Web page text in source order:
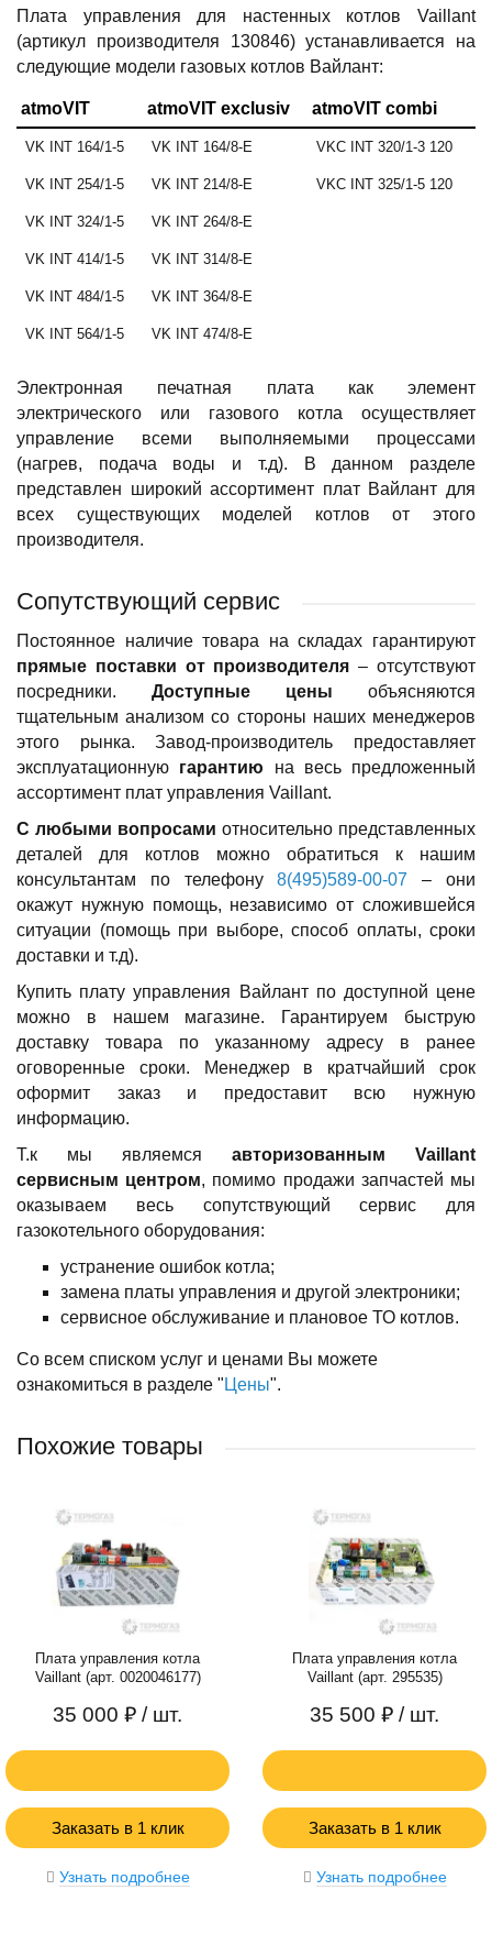
Плата управления для настенных котлов Vaillant
(артикул производителя 130846) устанавливается на
следующие модели газовых котлов Вайлант:
atmoVIT atmoVIT exclusiv atmoVIT combi
VK INT 164/1-5 VK INT 164/8-E VKC INT 320/1-3 120
VK INT 254/1-5 VK INT 214/8-E VKC INT 325/1-5 120
VK INT 324/1-5 VK INT 264/8-E
VK INT 414/1-5 VK INT 314/8-E
VK INT 484/1-5 VK INT 364/8-E
VK INT 564/1-5 VK INT 474/8-E
Электронная печатная плата как элемент
электрического или газового котла осуществляет
управление всеми выполняемыми процессами
(нагрев, подача воды и т.д). В данном разделе
представлен широкий ассортимент плат Вайлант для
всех существующих моделей котлов от этого
производителя.
Сопутствующий сервис
Постоянное наличие товара на складах гарантируют
прямые поставки от производителя – отсутствуют
посредники. Доступные цены объясняются
тщательным анализом со стороны наших менеджеров
этого рынка. Завод-производитель предоставляет
эксплуатационную гарантию на весь предложенный
ассортимент плат управления Vaillant.
С любыми вопросами относительно представленных
деталей для котлов можно обратиться к нашим
консультантам по телефону8(495)589-00-07 – они
окажут нужную помощь, независимо от сложившейся
ситуации (помощь при выборе, способ оплаты, сроки
доставки и т.д).
Купить плату управления Вайлант по доступной цене
можно в нашем магазине. Гарантируем быструю
доставку товара по указанному адресу в ранее
оговоренные сроки. Менеджер в кратчайший срок
оформит заказ и предоставит всю нужную
информацию.
Т.к мы являемся авторизованным Vaillant
сервисным центром, помимо продажи запчастей мы
оказываем весь сопутствующий сервис для
газокотельного оборудования:
устранение ошибок котла;
замена платы управления и другой электроники;
сервисное обслуживание и плановое ТО котлов.
Со всем списком услуг и ценами Вы можете
ознакомиться в разделе " Цены".
Похожие товары
Плата управления котла
Vaillant (арт. 0020046177)
35 000 ₽ / шт.
Заказать в 1 клик
Узнать подробнее
Плата управления котла
Vaillant (арт. 295535)
35 500 ₽ / шт.
Заказать в 1 клик
Узнать подробнее